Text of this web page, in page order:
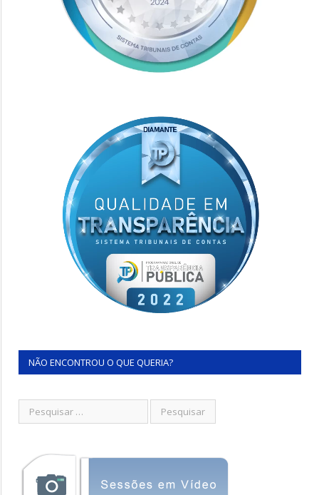
NÃO ENCONTROU O QUE QUERIA?